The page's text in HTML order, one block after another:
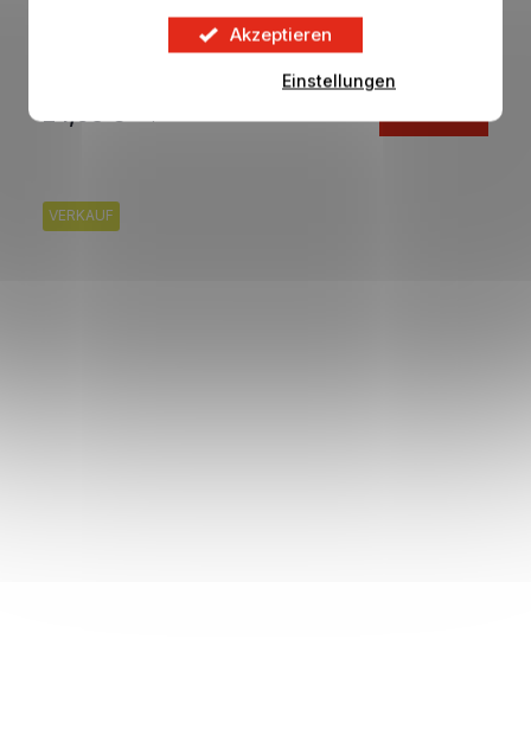
Akzeptieren
Einstellungen
T-Shirt BAYERN MÜNCHEN 1900 weiß
Auf Lager
24,96 €
VERKAUF